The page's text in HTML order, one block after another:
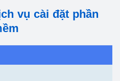
vụ cài đặt phần